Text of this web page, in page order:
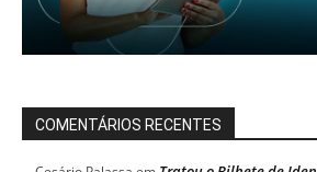
COMENTÁRIOS RECENTES